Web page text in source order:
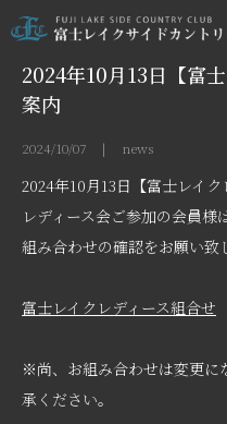
2024年10月13日【富
案内
2024/10/07 | news
2024年10月13日【富士レイク
レディース会ご参加の会員
組み合わせの確認をお願い致
富士レイクレディース組合せ
※尚、お組み合わせは変更に
承ください。